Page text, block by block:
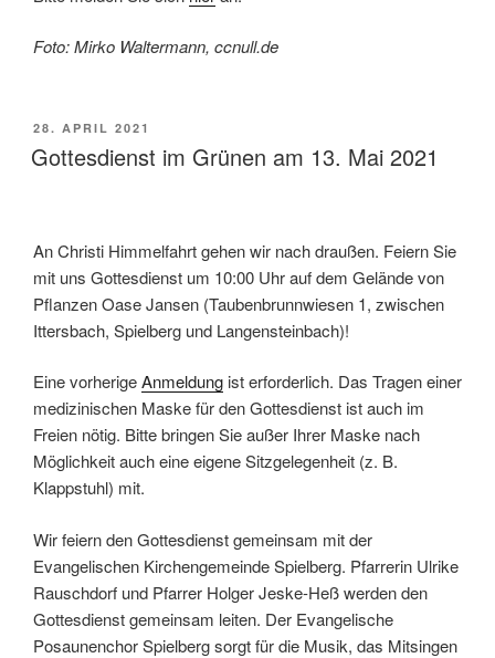
Foto: Mirko Waltermann, ccnull.de
VERÖFFENTLICHT
AM
28. APRIL 2021
Gottesdienst im Grünen am 13. Mai 2021
An Christi Himmelfahrt gehen wir nach draußen. Feiern Sie
mit uns Gottesdienst um 10:00 Uhr auf dem Gelände von
Pflanzen Oase Jansen (Taubenbrunnwiesen 1, zwischen
Ittersbach, Spielberg und Langensteinbach)!
Eine vorherigeAnmeldung ist erforderlich. Das Tragen einer
medizinischen Maske für den Gottesdienst ist auch im
Freien nötig. Bitte bringen Sie außer Ihrer Maske nach
Möglichkeit auch eine eigene Sitzgelegenheit (z. B.
Klappstuhl) mit.
Wir feiern den Gottesdienst gemeinsam mit der
Evangelischen Kirchengemeinde Spielberg. Pfarrerin Ulrike
Rauschdorf und Pfarrer Holger Jeske-Heß werden den
Gottesdienst gemeinsam leiten. Der Evangelische
Posaunenchor Spielberg sorgt für die Musik, das Mitsingen